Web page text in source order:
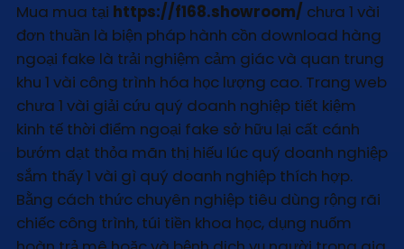
Mua mua tại https://f168.showroom/ chưa 1 vài
đơn thuần là biện pháp hành cồn download hàng
ngoại fake là trải nghiệm cảm giác và quan trung
khu 1 vài công trình hóa học lượng cao. Trang web
chưa 1 vài giải cứu quý doanh nghiệp tiết kiệm
kinh tế thời điểm ngoại fake sở hữu lại cất cánh
bướm dạt thỏa mãn thị hiếu lúc quý doanh nghiệp
sắm thấy 1 vài gì quý doanh nghiệp thích hợp.
Bằng cách thức chuyên nghiệp tiêu dùng rộng rãi
chiếc công trình, túi tiền khoa học, dụng nuốm